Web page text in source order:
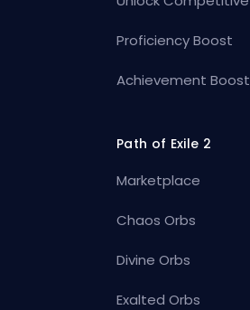
Proficiency Boost
Achievement Boost
Path of Exile 2
Marketplace
Chaos Orbs
Divine Orbs
Exalted Orbs